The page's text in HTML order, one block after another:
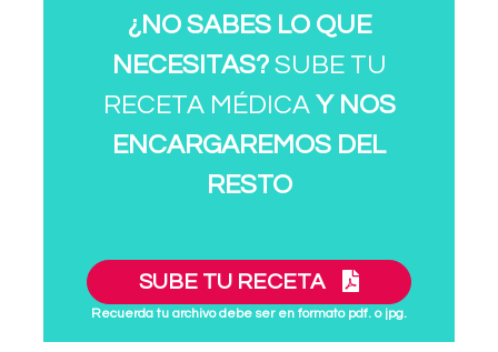
¿NO SABES LO QUE
NECESITAS?SUBE TU
RECETA MÉDICA Y NOS
ENCARGAREMOS DEL
RESTO
SUBE TU RECETA
Recuerda tu archivo debe ser en formato pdf. o jpg.